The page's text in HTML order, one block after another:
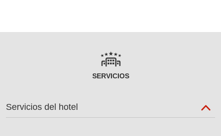
SERVICIOS
Servicios del hotel